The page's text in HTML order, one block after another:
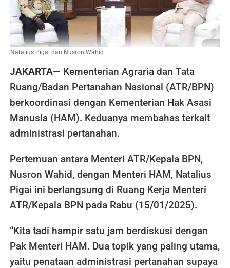
Natalius Pigai dan Nusron Wahid
JAKARTA— Kementerian Agraria dan Tata
Ruang/Badan Pertanahan Nasional (ATR/BPN)
berkoordinasi dengan Kementerian Hak Asasi
Manusia (HAM). Keduanya membahas terkait
administrasi pertanahan.
Pertemuan antara Menteri ATR/Kepala BPN,
Nusron Wahid, dengan Menteri HAM, Natalius
Pigai ini berlangsung di Ruang Kerja Menteri
ATR/Kepala BPN pada Rabu (15/01/2025).
“Kita tadi hampir satu jam berdiskusi dengan
Pak Menteri HAM. Dua topik yang paling utama,
yaitu penataan administrasi pertanahan supaya